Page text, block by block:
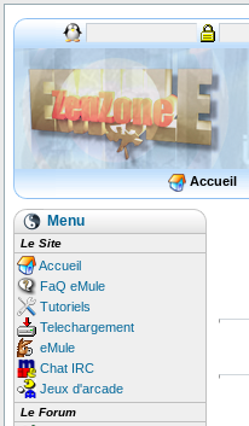
Accueil
Menu
Le Site
Accueil
FaQ eMule
Tutoriels
Telechargement
eMule
Chat IRC
Jeux d'arcade
Le Forum